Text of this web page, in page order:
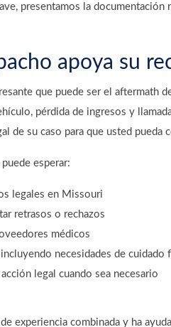
presentamos la documentación
apoya su
que puede ser el aftermath
pérdida de ingresos y
de su caso para que usted pueda
esperar:
legales en Missouri
retrasos o rechazos
médicos
necesidades de cuidado
legal cuando sea necesario
experiencia combinada y ha